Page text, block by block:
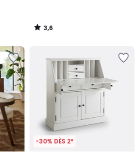
3,6
/
-30% DÈS 2*